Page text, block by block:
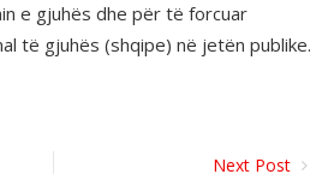
e gjuhës dhe për të forcuar
të gjuhës (shqipe) në jetën publike.
Next Post